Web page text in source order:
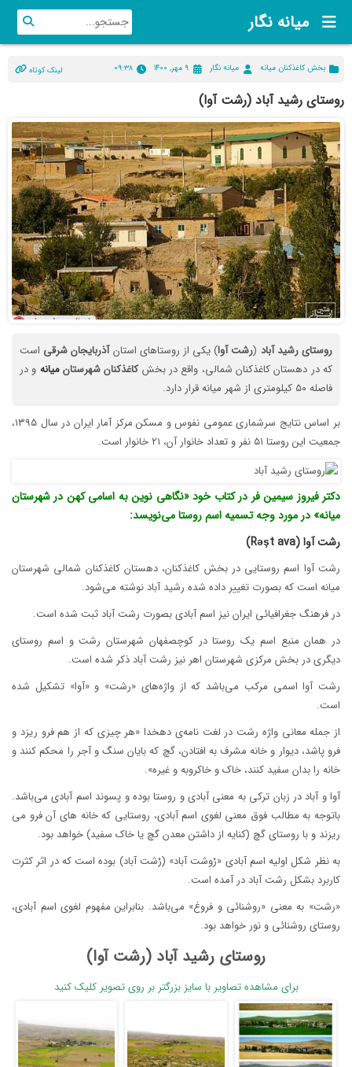
میانه نگار
بخش کاغذکنان میانه میانه نگار ۹ مهر, ۱۴۰۰ ۰۹:۳۸ لینک کوتاه
روستای رشید آباد (رشت آوا)
روستایرشید آباد (رشت آوا) یکی از روستاهای استانآذربایجان شرقی است
که در دهستان کاغذکنان شمالی، واقع در بخشکاغذکنان شهرستان میانه و در
فاصله ۵۰ کیلومتری از شهر میانه قرار دارد.
بر اساس نتایج سرشماری عمومی نفوس و مسکن مرکز آمار ایران در سال ۱۳۹۵،
جمعیت این روستا ۵۱ نفر و تعداد خانوار آن، ۲۱ خانوار است.
دکتر فیروز سیمین فر در کتاب خود «نگاهی نوین به اسامی کهن در شهرستان
میانه» در مورد وجه تسمیه اسم روستا می‌نویسد:
رشت آوا (Rəşt ava)
رشت آوا اسم روستایی در بخش کاغذکنان، دهستان کاغذکنان شمالی شهرستان
میانه است که بصورت تغییر داده شده رشید آباد نوشته می‌شود.
در فرهنگ جغرافیائی ایران نیز اسم آبادی بصورت رشت آباد ثبت شده است.
در همان منبع اسم یک روستا در کوچصفهان شهرستان رشت و اسم روستای
دیگری در بخش مرکزی شهرستان اهر نیز رشت آباد ذکر شده است.
رشت آوا اسمی مرکب می‌باشد که از واژه‌های «رشت» و «آوا» تشکیل شده
است.
از جمله معانی واژه رشت در لغت نامه‌ی دهخدا «هر چیزی که از هم فرو ریزد و
فرو پاشد، دیوار و خانه مشرف به افتادن، گچ که بایان سنگ و آجر را محکم کنند و
خانه را بدان سفید کنند، خاک و خاکروبه و غیره».
آوا و آباد در زبان ترکی به معنی آبادی و روستا بوده و پسوند اسم آبادی می‌باشد.
باتوجه به مطالب فوق معنی لغوی اسم آبادی، روستایی که خانه های آن فرو می
ریزند و با روستای گچ (کنایه از داشتن معدن گچ یا خاک سفید) خواهد بود.
به نظر شکل اولیه اسم آبادی «رْوشت آباد» (رْشت آباد) بوده است که در اثر کثرت
کاربرد بشکل رشت آباد در آمده است.
«رشت» به معنی «روشنائی و فروغ» می‌باشد. بنابراین مفهوم لغوی اسم آبادی،
روستای روشنائی و نور خواهد بود.
روستای رشید آباد (رشت آوا)
برای مشاهده تصاویر با سایز بزرگتر بر روی تصویر کلیک کنید